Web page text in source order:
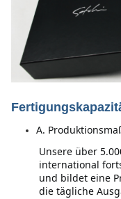
A.
Unsere über
international
und bildet eine
die tägliche